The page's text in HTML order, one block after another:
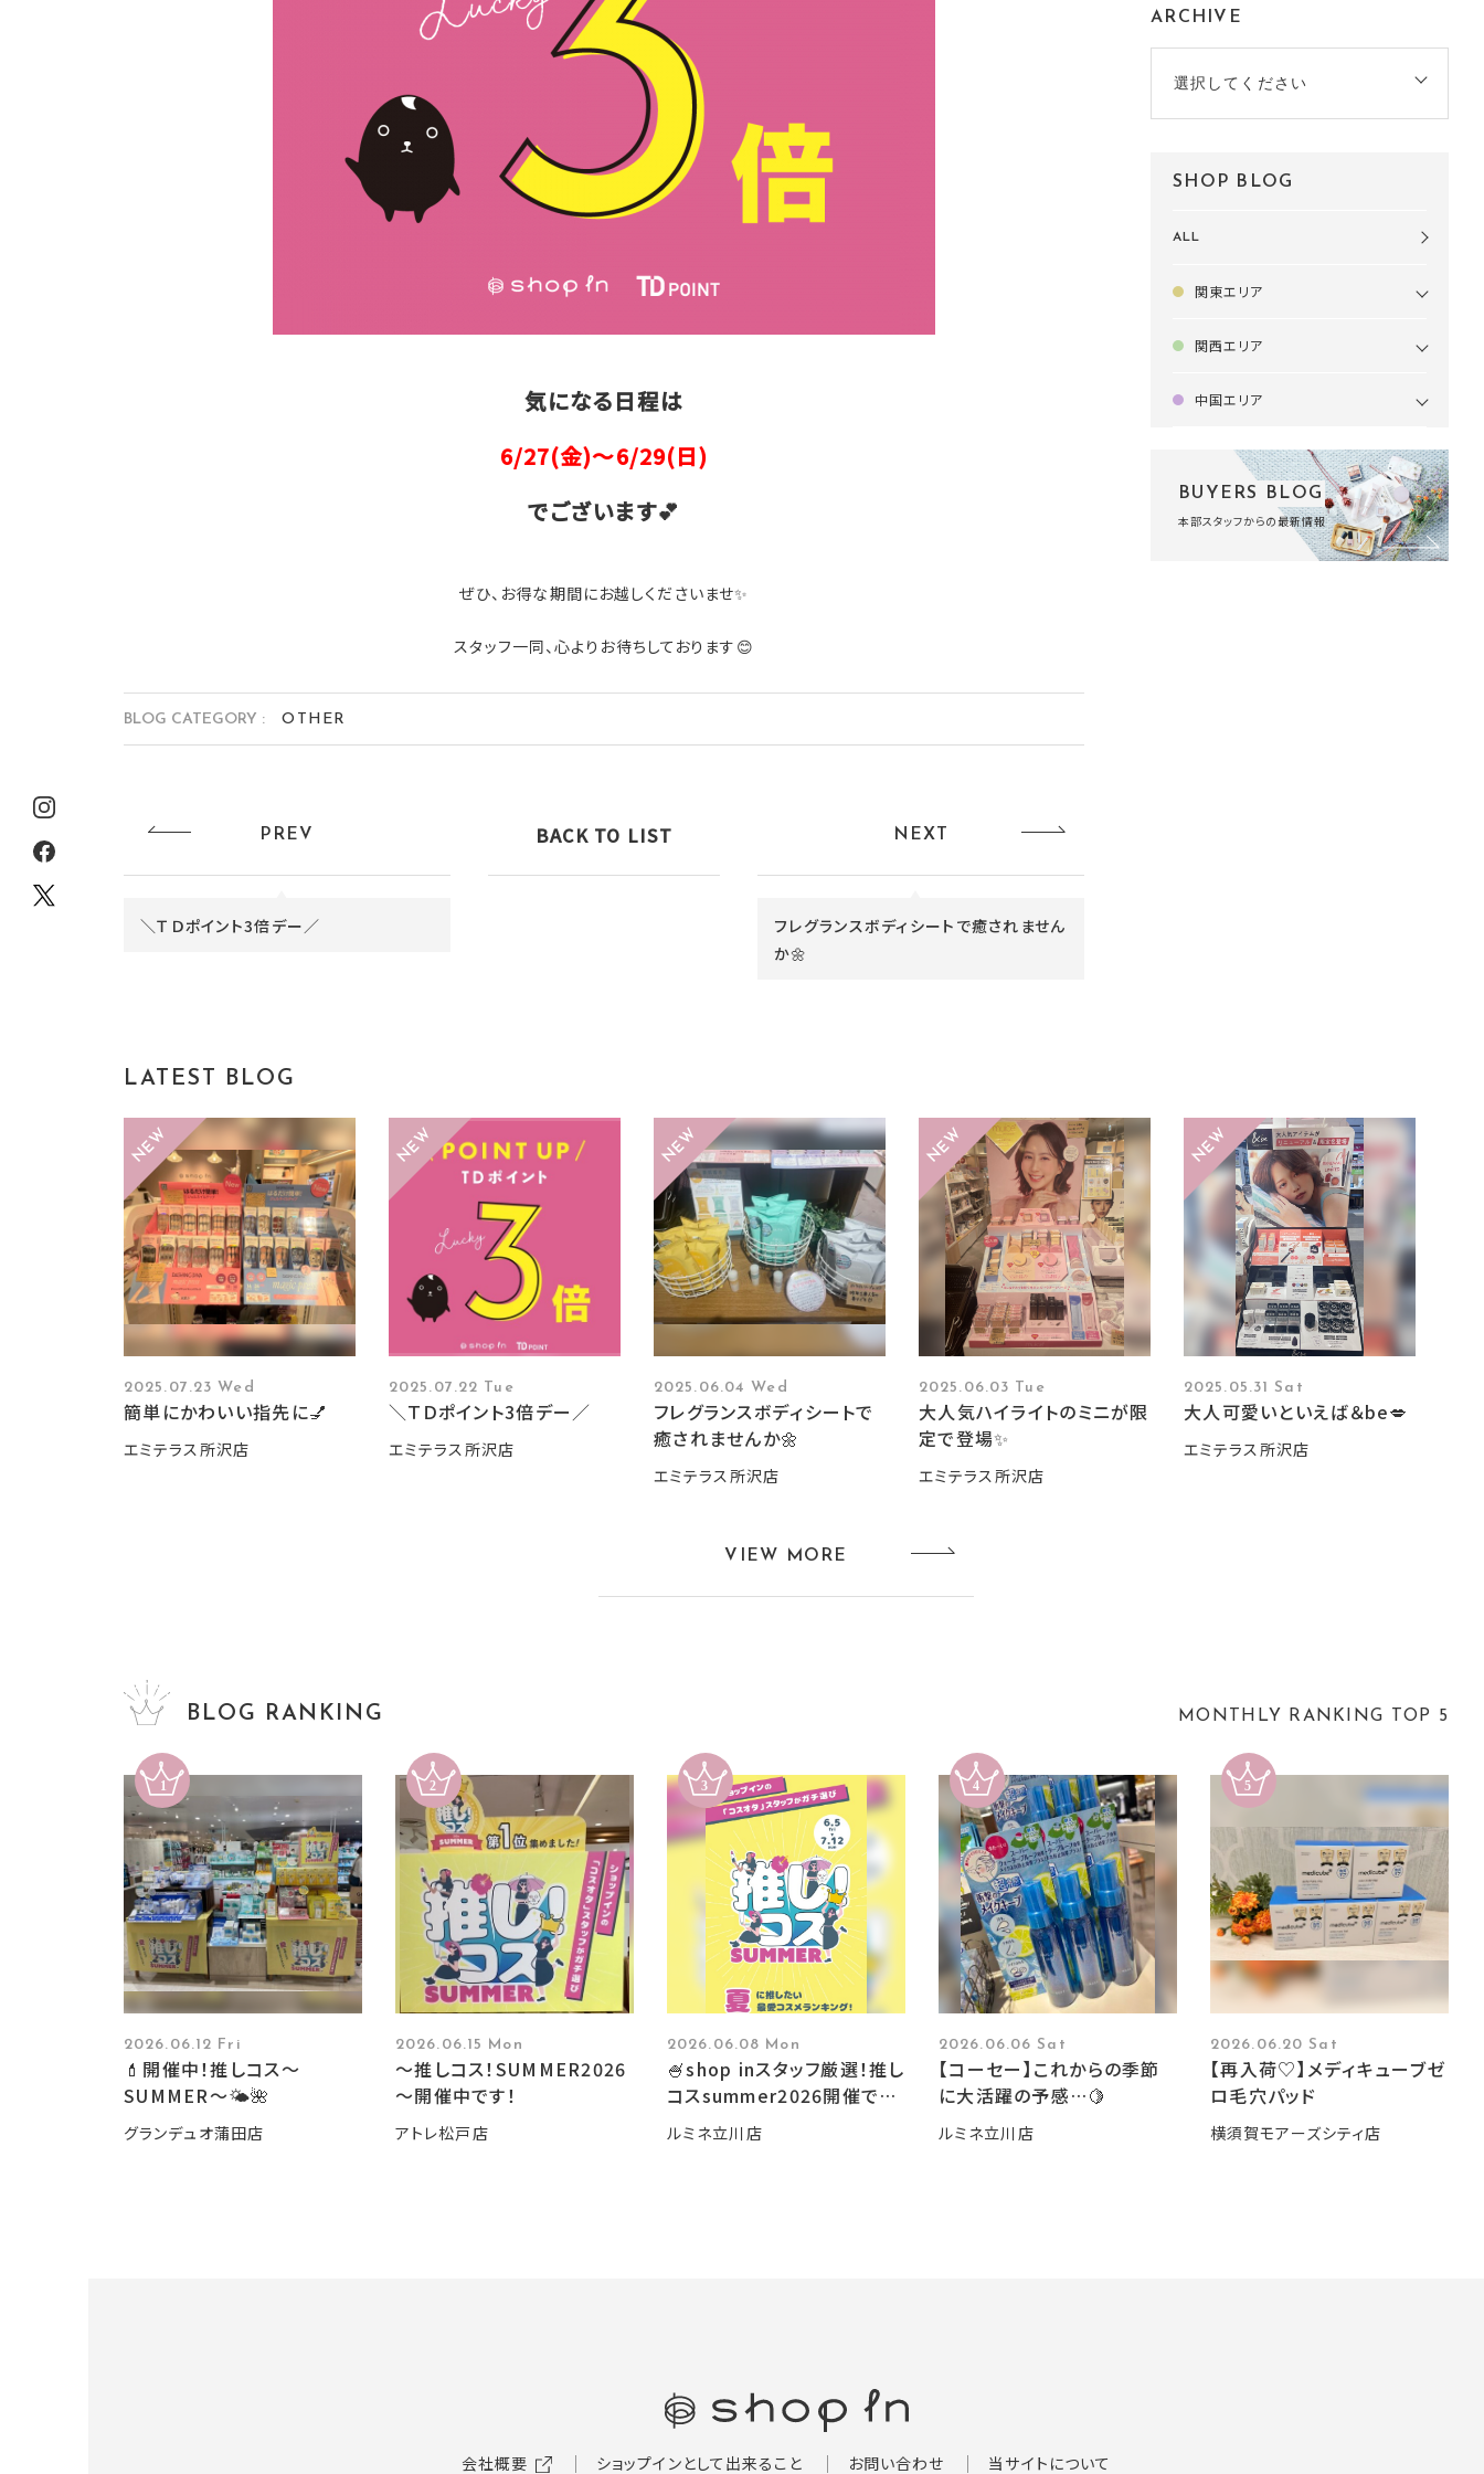
気になる日程は
6/27(金)～6/29(日)
でございます💕
ぜひ、お得な期間にお越しくださいませ✨
スタッフ一同、心よりお待ちしております😊
BLOG CATEGORY : OTHER
PREV
＼ＴＤポイント3倍デー／
BACK TO LIST NEXT
フレグランスボディシートで癒されません
か🌼
ARCHIVE
選択してください
SHOP BLOG
ALL
関東エリア
関西エリア
中国エリア
BUYERS BLOG
本部スタッフからの最新情報
LATEST BLOG
2025.07.23 Wed
簡単にかわいい指先に💅
エミテラス所沢店
2025.07.22 Tue
＼ＴＤポイント3倍デー／
エミテラス所沢店
2025.06.04 Wed
フレグランスボディシートで
癒されませんか🌼
エミテラス所沢店
2025.06.03 Tue
大人気ハイライトのミニが限
定で登場✨
エミテラス所沢店
2025.05.31 Sat
大人可愛いといえば＆be💋
エミテラス所沢店
VIEW MORE
BLOG RANKING MONTHLY RANKING TOP 5
2026.06.12 Fri
💄開催中！推しコス〜
SUMMER〜🌤️🌺
グランデュオ蒲田店
2026.06.15 Mon
～推しコス！SUMMER2026
～開催中です！
アトレ松戸店
2026.06.08 Mon
🍧shop inスタッフ厳選！推し
コスsummer2026開催です
🍧
ルミネ立川店
2026.06.06 Sat
【コーセー】これからの季節
に大活躍の予感…🍋
ルミネ立川店
2026.06.20 Sat
【再入荷♡】メディキューブゼ
ロ毛穴パッド
横須賀モアーズシティ店
会社概要 ショップインとして出来ること お問い合わせ 当サイトについて